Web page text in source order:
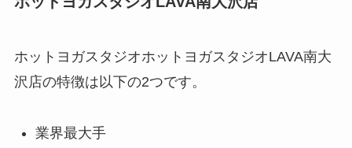
ホットヨガスタジオホットヨガスタジオLAVA南大
沢店の特徴は以下の2つです。
業界最大手